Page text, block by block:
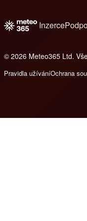
Inzerce
© 2026 Meteo365 Ltd.
Pravidla užíváníOchrana